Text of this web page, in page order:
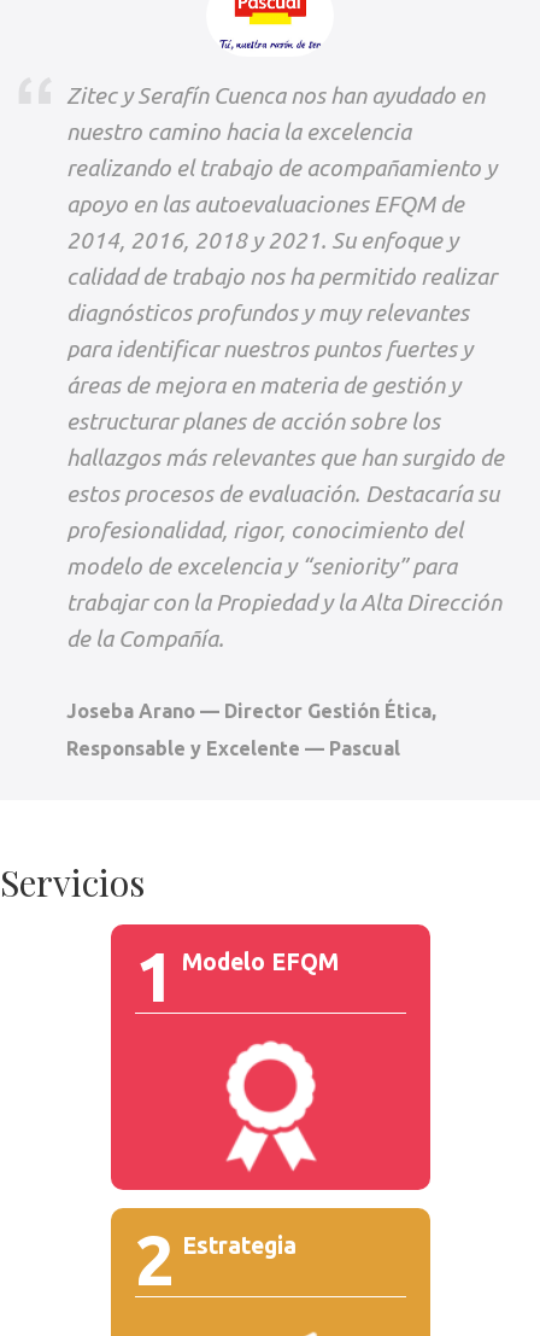
Zitec y Serafín Cuenca nos han ayudado en
nuestro camino hacia la excelencia
realizando el trabajo de acompañamiento y
apoyo en las autoevaluaciones EFQM de
2014, 2016, 2018 y 2021. Su enfoque y
calidad de trabajo nos ha permitido realizar
diagnósticos profundos y muy relevantes
para identificar nuestros puntos fuertes y
áreas de mejora en materia de gestión y
estructurar planes de acción sobre los
hallazgos más relevantes que han surgido de
estos procesos de evaluación. Destacaría su
profesionalidad, rigor, conocimiento del
modelo de excelencia y “seniority” para
trabajar con la Propiedad y la Alta Dirección
de la Compañía.
Joseba Arano — Director Gestión Ética,
Responsable y Excelente — Pascual
Servicios
1 Modelo EFQM
2 Estrategia